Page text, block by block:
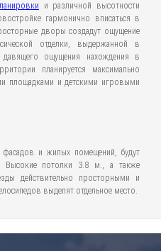
и различной высотности
гармонично вписаться в
дворы создадут ощущение
отделки, выдержанной в
ощущения нахождения в
планируется максимально
площадками и детскими игровыми
и жилых помещений, будут
Высокие потолки 3.8 м., а также
действительно просторными и
выделят отдельное место.